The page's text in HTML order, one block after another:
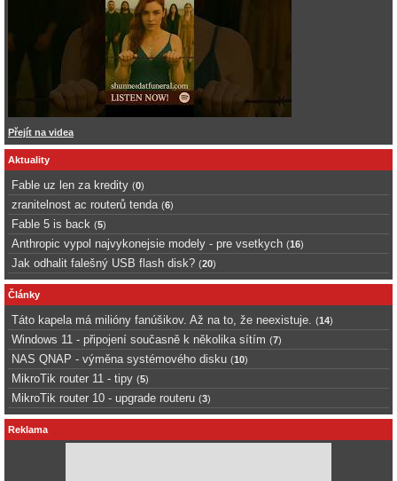
Přejít na videa
Aktuality
Fable uz len za kredity (0)
zranitelnost ac routerů tenda (6)
Fable 5 is back (5)
Anthropic vypol najvykonejsie modely - pre vsetkych (16)
Jak odhalit falešný USB flash disk? (20)
Články
Táto kapela má milióny fanúšikov. Až na to, že neexistuje. (14)
Windows 11 - připojení současně k několika sítím (7)
NAS QNAP - výměna systémového disku (10)
MikroTik router 11 - tipy (5)
MikroTik router 10 - upgrade routeru (3)
Reklama